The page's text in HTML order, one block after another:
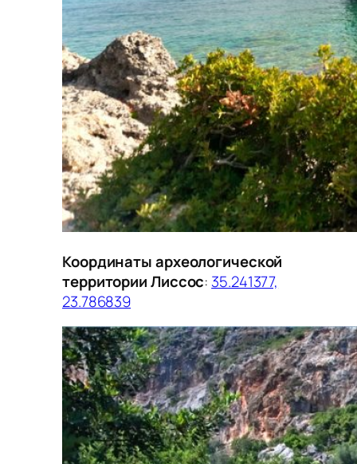
Координаты археологической
территории Лиссос: 35.241377,
23.786839